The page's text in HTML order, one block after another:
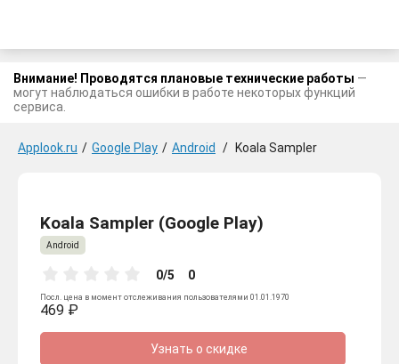
Внимание! Проводятся плановые технические работы —
могут наблюдаться ошибки в работе некоторых функций
сервиса.
Applook.ru / Google Play / Android / Koala Sampler
Koala Sampler (Google Play)
Android
0/5 0
Посл. цена в момент отслеживания пользователями 01.01.1970
469 ₽
Узнать о скидке